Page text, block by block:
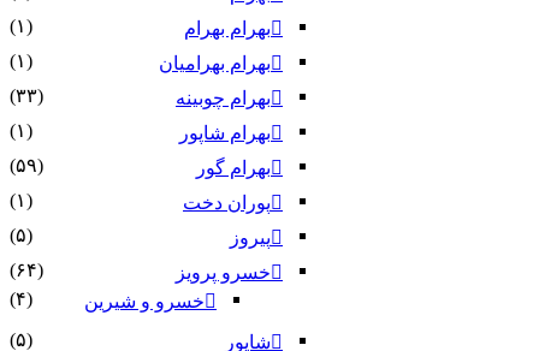
بهرام بهرام
(۱)
بهرام بهرامیان‏
(۱)
بهرام چوبینه
(۳۳)
بهرام شاپور
(۱)
بهرام گور
(۵۹)
پوران دخت
(۱)
پیروز
(۵)
خسرو پرویز
(۶۴)
خسرو و شیرین
(۴)
شاپور
(۵)